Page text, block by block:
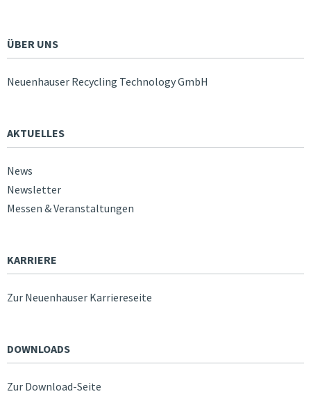
ÜBER UNS
Neuenhauser Recycling Technology GmbH
AKTUELLES
News
Newsletter
Messen & Veranstaltungen
KARRIERE
Zur Neuenhauser Karriereseite
DOWNLOADS
Zur Download-Seite